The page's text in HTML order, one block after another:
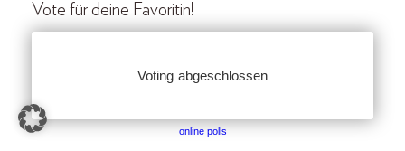
Vote für deine Favoritin!
online polls